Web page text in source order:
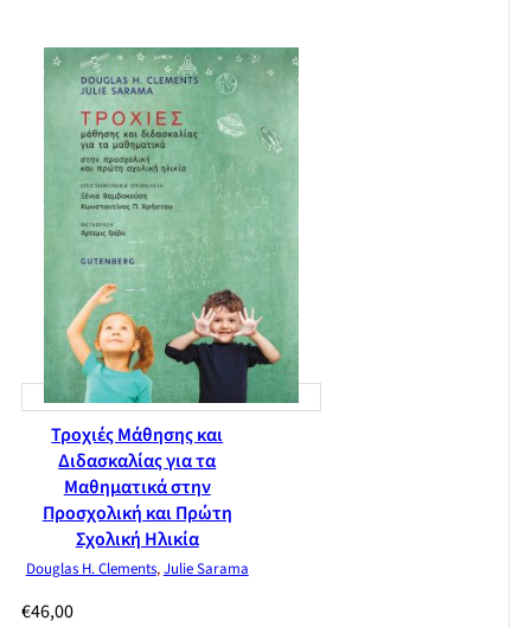
Τροχιές Μάθησης και
Διδασκαλίας για τα
Μαθηματικά στην
Προσχολική και Πρώτη
Σχολική Ηλικία
Douglas H. Clements,Julie Sarama
€46,00